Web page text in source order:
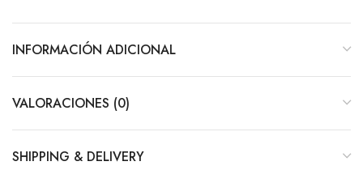
INFORMACIÓN ADICIONAL
VALORACIONES (0)
SHIPPING & DELIVERY